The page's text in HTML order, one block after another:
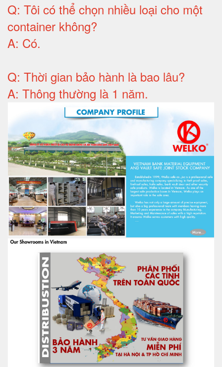
Q: Tôi có thể chọn nhiều loại cho một
container không?
A: Có.
Q: Thời gian bảo hành là bao lâu?
A: Thông thường là 1 năm.